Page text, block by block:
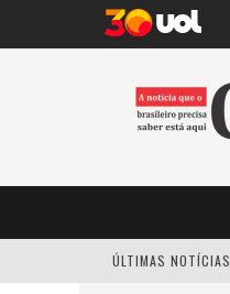
ÚLTIMAS NOTÍCIAS